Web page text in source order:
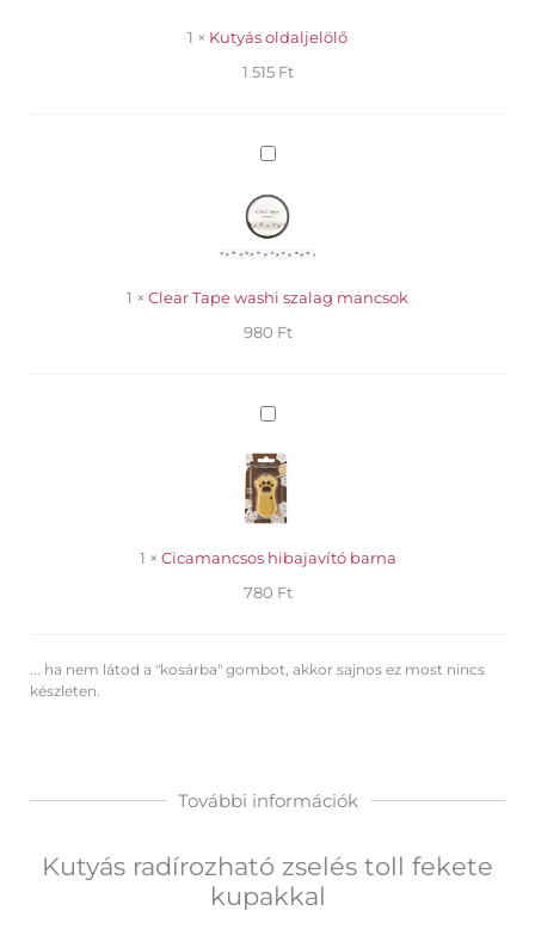
1 × Kutyás oldaljelölő
1 515 Ft
Clear
washi
szalag
mancsok
1 × Clear Tape washi szalag mancsok
980 Ft
Cicamancsos
barna
1 × Cicamancsos hibajavító barna
780 Ft
... ha nem látod a "kosárba" gombot, akkor sajnos ez most nincs
készleten.
További információk
Kutyás radírozható zselés toll fekete
kupakkal